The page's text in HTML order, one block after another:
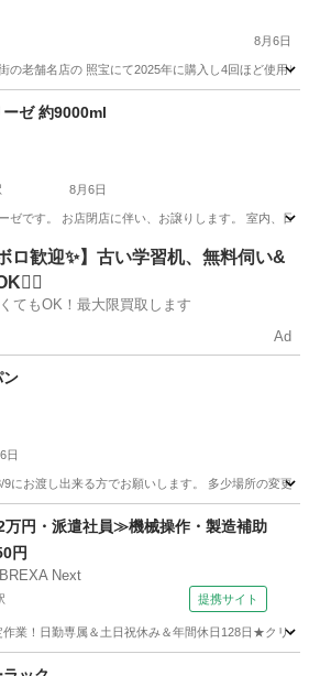
8月6日
の老舗名店の 照宝にて2025年に購入し4回ほど使用
家庭用品
ゼ 約9000ml
8月6日
ゼです。 お店閉店に伴い、お譲りします。 室内、日
ケ崎駅 生活雑貨
ロ歓迎✨】古い学習机、無料伺い&
てもOK！最大限買取します
Ad
ン
日
にお渡し出来る方でお願いします。 多少場所の変更
調理器具
円・派遣社員≫機械操作・製造補助
円
Next
提携サイト
作業！日勤専属＆土日祝休み＆年間休日128日★クリ
その他